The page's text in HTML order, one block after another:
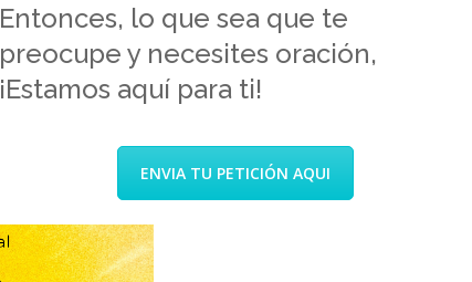
Entonces, lo que sea que te
preocupe y necesites oración,
¡Estamos aquí para ti!
ENVIA TU PETICIÓN AQUI